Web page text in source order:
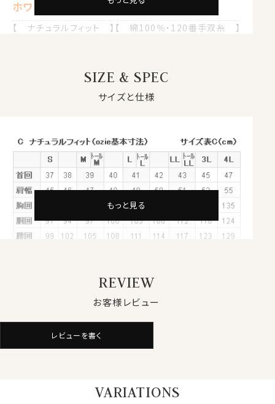
ホワイト 白
【 ナチュラルフィット 】【 綿100％・120番手双糸 】
【 ボタンダウン 】【 ポケット無し 】
繊維の長さが通常より長い綿（詳しくは繊維の長さが
28.6mm以上の原綿）を超長綿といいます。
超長綿は世界の綿生産量のたった3％しかない希少性の
高いプレミアムコットンです。
その中の1種類がアメリカ南西部が産地のスーピマ綿で
す。
●ロイヤルオックスフォード
ロイヤルオックスは、オックスフォードの中でもやや薄手
でシルクのような滑らかな肌ざわり。
上質なオックスフォード生地です。
SIZE & SPEC
サイズと仕様
もっと見る
REVIEW
お客様レビュー
レビューを書く
VARIATIONS